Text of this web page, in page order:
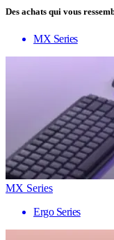
Des achats qui vous
MX Series
MX Series
Ergo Series